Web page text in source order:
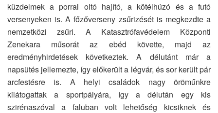
küzdelmek a porral oltó hajító, a kötélhúzó és a futó
versenyeken is. A főzőverseny zsűrizését is megkezdte a
nemzetközi zsűri. A Katasztrófavédelem Központi
Zenekara műsorát az ebéd követte, majd az
eredményhirdetések következtek. A délutánt már a
napsütés jellemezte, így előkerült a légvár, és sor került pár
arcfestésre is. A helyi családok nagy öröműnkre
kilátogattak a sportpályára, így a délután egy kis
szirénaszóval a faluban volt lehetőség kicsiknek és